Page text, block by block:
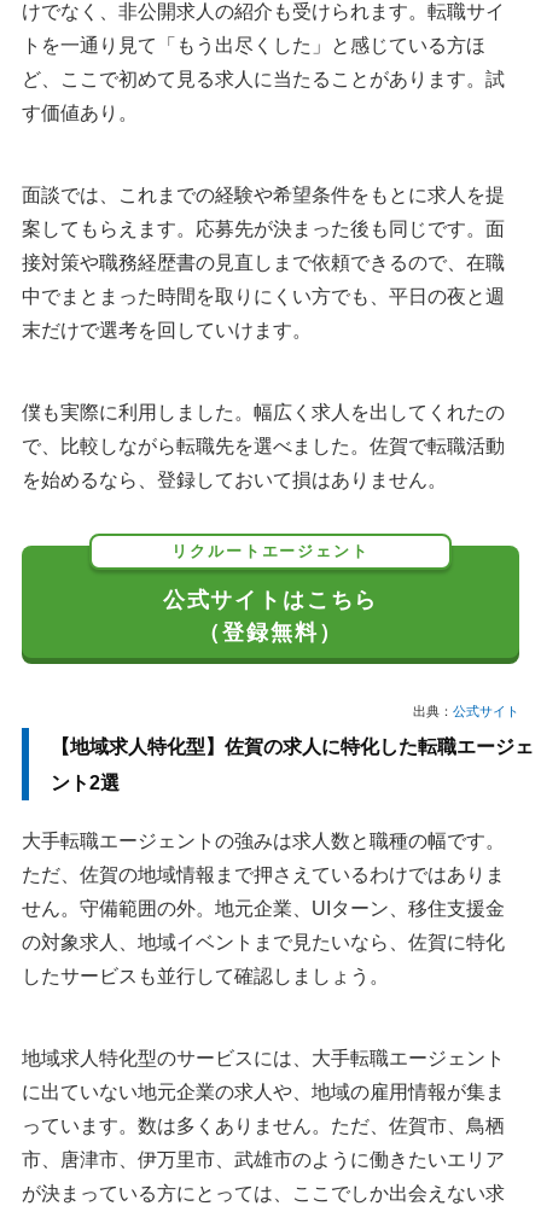
けでなく、非公開求人の紹介も受けられます。転職サイ
トを一通り見て「もう出尽くした」と感じている方ほ
ど、ここで初めて見る求人に当たることがあります。試
す価値あり。
面談では、これまでの経験や希望条件をもとに求人を提
案してもらえます。応募先が決まった後も同じです。面
接対策や職務経歴書の見直しまで依頼できるので、在職
中でまとまった時間を取りにくい方でも、平日の夜と週
末だけで選考を回していけます。
僕も実際に利用しました。幅広く求人を出してくれたの
で、比較しながら転職先を選べました。佐賀で転職活動
を始めるなら、登録しておいて損はありません。
リクルートエージェント
公式サイトはこちら
（登録無料）
出典： 公式サイト
【地域求人特化型】佐賀の求人に特化した転職エージェ
ント2選
大手転職エージェントの強みは求人数と職種の幅です。
ただ、佐賀の地域情報まで押さえているわけではありま
せん。守備範囲の外。地元企業、UIターン、移住支援金
の対象求人、地域イベントまで見たいなら、佐賀に特化
したサービスも並行して確認しましょう。
地域求人特化型のサービスには、大手転職エージェント
に出ていない地元企業の求人や、地域の雇用情報が集ま
っています。数は多くありません。ただ、佐賀市、鳥栖
市、唐津市、伊万里市、武雄市のように働きたいエリア
が決まっている方にとっては、ここでしか出会えない求